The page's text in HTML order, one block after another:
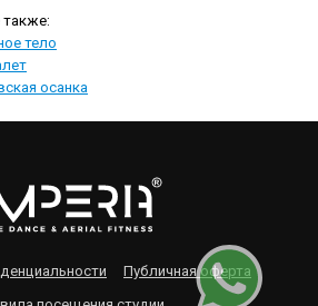
тело
осанка
Публичная оферта